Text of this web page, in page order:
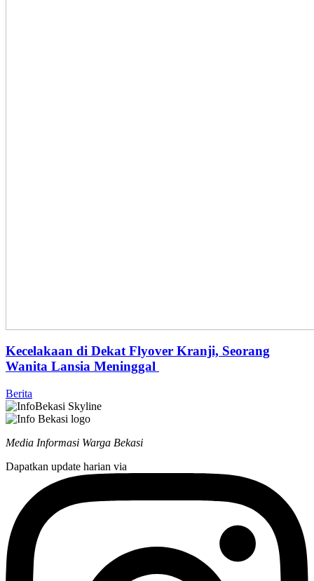
Kecelakaan di Dekat Flyover Kranji, Seorang
Wanita Lansia Meninggal
Berita
Media Informasi Warga Bekasi
Dapatkan update harian via